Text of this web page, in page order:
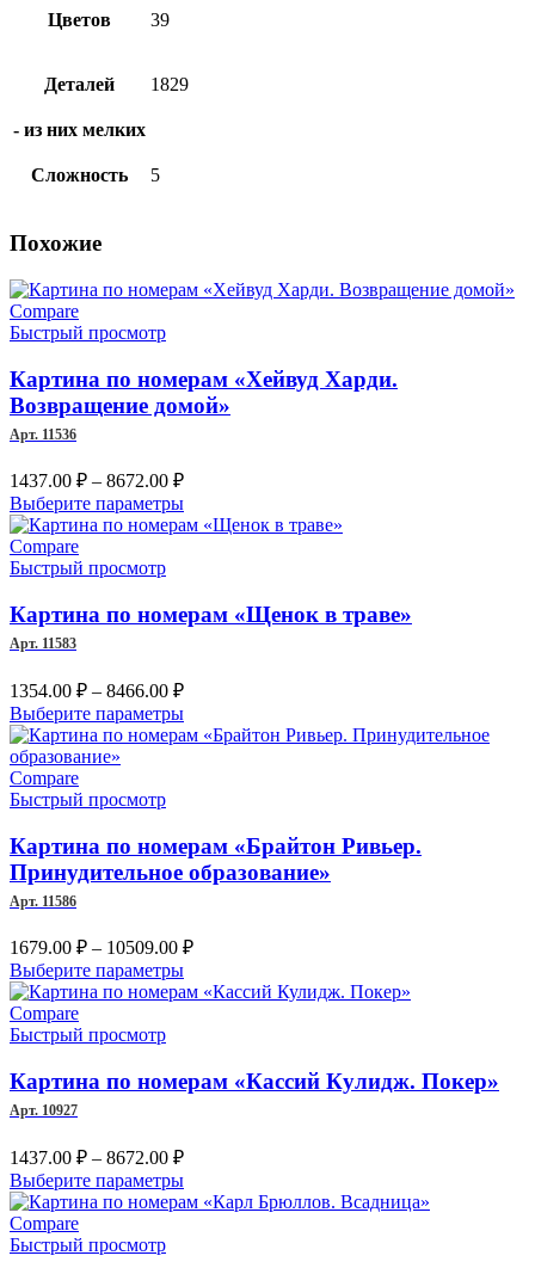
Цветов 39
Деталей 1829
- из них мелких
Сложность 5
Похожие
Compare
Быстрый просмотр
Картина по номерам «Хейвуд Харди.
Возвращение домой»
Арт. 11536
1437.00 ₽ – 8672.00 ₽Диапазон
цен:
1437.00 ₽
Выберите параметрыЭтот
товар
Опции
можно
странице
товара.
Compare
Быстрый просмотр
Картина по номерам «Щенок в траве»
Арт. 11583
1354.00 ₽ – 8466.00 ₽Диапазон
цен:
1354.00 ₽
Выберите параметрыЭтот
товар
можно
выбрать
на
Compare
Быстрый просмотр
Картина по номерам «Брайтон Ривьер.
Принудительное образование»
Арт. 11586
1679.00 ₽ – 10509.00 ₽Диапазон
1679.00 ₽
Выберите параметрыЭтот
товар
Опции
можно
странице
товара.
Compare
Быстрый просмотр
Картина по номерам «Кассий Кулидж. Покер»
Арт. 10927
1437.00 ₽ – 8672.00 ₽Диапазон
цен:
1437.00 ₽
Выберите параметрыЭтот
товар
Compare
Быстрый просмотр